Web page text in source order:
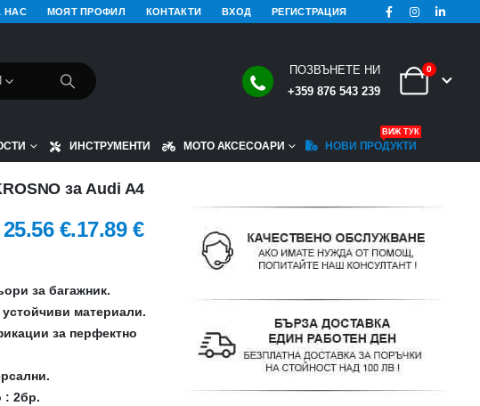
НАС МОЯТ ПРОФИЛ КОНТАКТИ ВХОД РЕГИСТРАЦИЯ
ПОЗВЪНЕТЕ НИ
+359 876 543 239
0
ИНСТРУМЕНТИ МОТО АКСЕСОАРИ НОВИ ПРОДУКТИ
ВИЖ ТУК
за Audi A4
€.17.89 €
за багажник.
материали.
за перфектно
: 2бр.